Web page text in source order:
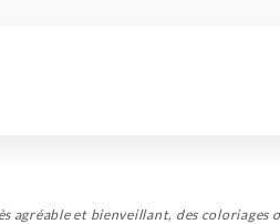
et bienveillant, des coloriages